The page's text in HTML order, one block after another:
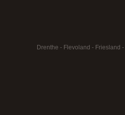
Drenthe - Flevoland - Friesland -